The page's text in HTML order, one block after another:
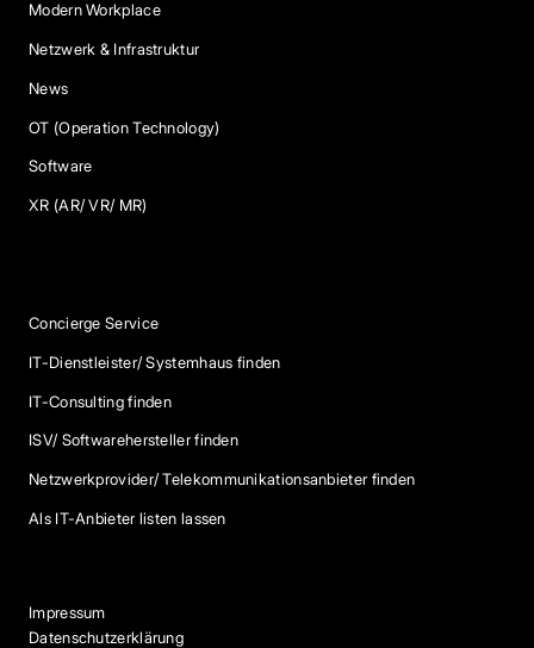
Modern Workplace
Netzwerk & Infrastruktur
News
OT (Operation Technology)
Software
XR (AR/ VR/ MR)
Concierge Service
IT-Dienstleister/ Systemhaus finden
IT-Consulting finden
ISV/ Softwarehersteller finden
Netzwerkprovider/ Telekommunikationsanbieter finden
Als IT-Anbieter listen lassen
Impressum
Datenschutzerklärung